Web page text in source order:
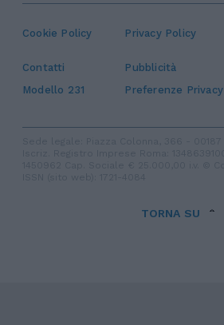
Cookie Policy Privacy Policy
Contatti Pubblicità
Modello 231
Preferenze Privacy
TORNA SU